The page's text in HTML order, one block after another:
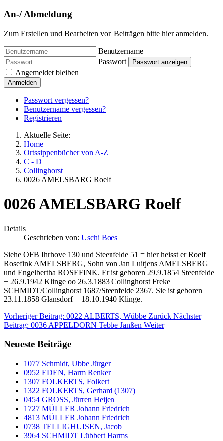
An-/ Abmeldung
Zum Erstellen und Bearbeiten von Beiträgen bitte hier anmelden.
Benutzername
Passwort
Passwort anzeigen
Angemeldet bleiben
Anmelden
Passwort vergessen?
Benutzername vergessen?
Registrieren
Aktuelle Seite:
Home
Ortssippenbücher von A-Z
C - D
Collinghorst
0026 AMELSBARG Roelf
0026 AMELSBARG Roelf
Details
Geschrieben von: Uschi Boes
Siehe OFB Ihrhove 130 und Steenfelde 51 = hier heisst er Roelf
Rosefink AMELSBERG, Sohn von Jan Luitjens AMELSBERG
und Engelbertha ROSEFINK. Er ist geboren 29.9.1854 Steenfelde
+ 26.9.1942 Klinge oo 26.3.1883 Collinghorst Freke
SCHMIDT/Collinghorst 1687/Steenfelde 2367. Sie ist geboren
23.11.1858 Glansdorf + 18.10.1940 Klinge.
Vorheriger Beitrag: 0022 ALBERTS, Wübbe Zurück Nächster
Beitrag: 0036 APPELDORN Tebbe Janßen Weiter
Neueste Beiträge
1077 Schmidt, Ubbe Jürgen
0952 EDEN, Harm Renken
1307 FOLKERTS, Folkert
1322 FOLKERTS, Gerhard (1307)
0454 GROSS, Jürren Heijen
1727 MÜLLER Johann Friedrich
4813 MÜLLER Johann Friedrich
0738 TELLIGHUISEN, Jacob
3964 SCHMIDT Lübbert Harms